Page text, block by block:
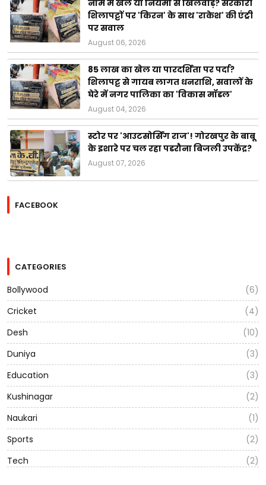
नाम में खेल या नियमों से खिलवाड़? सरकारी
शिलापट्टों पर 'किरन' के साथ 'राकेश' की एंट्री
पर सवाल
August 06, 2026
85 लाख का खेल या पारदर्शिता पर पर्दा?
शिलापट्ट से गायब लागत धनराशि, सवालों के
घेरे में नगर पालिका का 'विकास मॉडल'
August 04, 2026
स्टोर पर 'आउटसोर्सिंग राज'! गोरखपुर के बाबू
के इशारे पर चल रहा पडरौना बिजली उपकेंद्र?
August 07, 2026
FACEBOOK
CATEGORIES
Bollywood
(6)
Cricket
(4)
Desh
(10)
Duniya
(3)
Education
(3)
Kushinagar
(2)
Naukari
(1)
Sports
(2)
Tech
(2)